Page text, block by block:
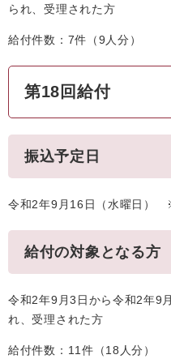
られ、受理された方
給付件数：7件（9人分）
第18回給付
振込予定日
令和2年9月16日（水曜日）
給付の対象となる方
令和2年9月3日から令和2年9
れ、受理された方
給付件数：11件（18人分）